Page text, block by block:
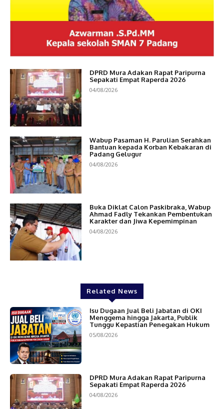
DPRD Mura Adakan Rapat Paripurna
Sepakati Empat Raperda 2026
04/08/2026
Wabup Pasaman H. Parulian Serahkan
Bantuan kepada Korban Kebakaran di
Padang Gelugur
04/08/2026
Buka Diklat Calon Paskibraka, Wabup
Ahmad Fadly Tekankan Pembentukan
Karakter dan Jiwa Kepemimpinan
04/08/2026
Related News
Isu Dugaan Jual Beli Jabatan di OKI
Menggema hingga Jakarta, Publik
Tunggu Kepastian Penegakan Hukum
05/08/2026
DPRD Mura Adakan Rapat Paripurna
Sepakati Empat Raperda 2026
04/08/2026